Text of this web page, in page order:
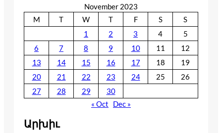
November 2023
M
T W T F S
S
1
2 3 4
5
6
7 8 9 10 11
12
13
14 15 16 17 18
19
20
21 22 23 24 25
26
27
28 29
30
« Oct
Dec »
Արխիւ